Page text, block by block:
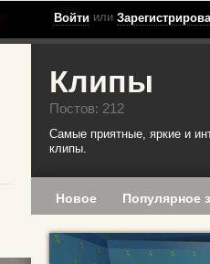
Войти или
Клипы
Постов: 212
Самые приятные, яркие и
клипы.
Новое Популярное